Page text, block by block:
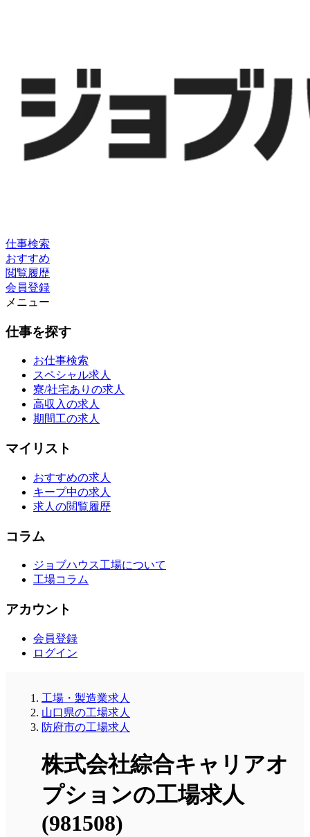
仕事検索
おすすめ
閲覧履歴
会員登録
メニュー
仕事を探す
お仕事検索
スペシャル求人
寮/社宅ありの求人
高収入の求人
期間工の求人
マイリスト
おすすめの求人
キープ中の求人
求人の閲覧履歴
コラム
ジョブハウス工場について
工場コラム
アカウント
会員登録
ログイン
工場・製造業求人
山口県の工場求人
防府市の工場求人
株式会社綜合キャリアオ
プションの工場求人
(981508)